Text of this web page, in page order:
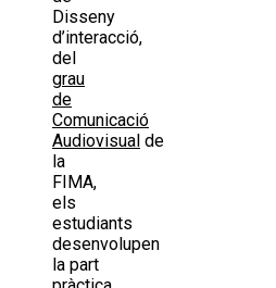
Disseny
d’interacció,
del
grau
de
Comunicació
Audiovisual de
la
FIMA,
els
estudiants
desenvolupen
la part